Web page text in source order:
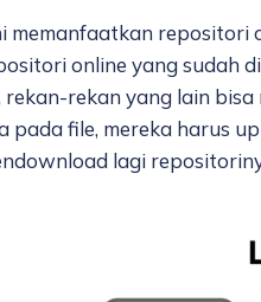
memanfaatkan
online yang sudah
rekan yang lain
pada file, mereka harus
lagi